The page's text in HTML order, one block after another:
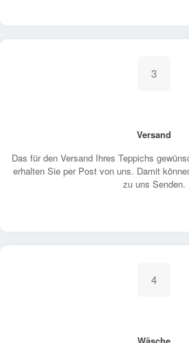
3
Versand
Das für den Versand Ihres Teppichs
erhalten Sie per Post von uns. Damit
zu uns Senden.
4
Wäsche